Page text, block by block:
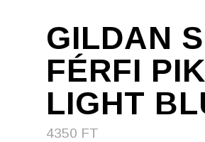
GILDAN
FÉRFI
LIGHT
4350 FT